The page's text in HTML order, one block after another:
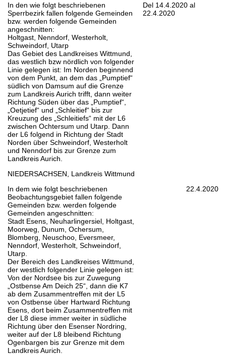
In den wie folgt beschriebenen
Sperrbezirk fallen folgende Gemeinden
bzw. werden folgende Gemeinden
angeschnitten:
Holtgast, Nenndorf, Westerholt,
Schweindorf, Utarp
Das Gebiet des Landkreises Wittmund,
das westlich bzw nördlich von folgender
Linie gelegen ist: Im Norden beginnend
von dem Punkt, an dem das „Pumptief“
südlich von Damsum auf die Grenze
zum Landkreis Aurich trifft, dann weiter
Richtung Süden über das „Pumptief“,
„Oetjetief“ und „Schleitief“ bis zur
Kreuzung des „Schleitiefs“ mit der L6
zwischen Ochtersum und Utarp. Dann
der L6 folgend in Richtung der Stadt
Norden über Schweindorf, Westerholt
und Nenndorf bis zur Grenze zum
Landkreis Aurich.
Del 14.4.2020 al
22.4.2020
NIEDERSACHSEN, Landkreis Wittmund
In dem wie folgt beschriebenen
Beobachtungsgebiet fallen folgende
Gemeinden bzw. werden folgende
Gemeinden angeschnitten:
Stadt Esens, Neuharlingersiel, Holtgast,
Moorweg, Dunum, Ochersum,
Blomberg, Neuschoo, Eversmeer,
Nenndorf, Westerholt, Schweindorf,
Utarp.
Der Bereich des Landkreises Wittmund,
der westlich folgender Linie gelegen ist:
Von der Nordsee bis zur Zuwegung
„Ostbense Am Deich 25“, dann die K7
ab dem Zusammentreffen mit der L5
von Ostbense über Hartward Richtung
Esens, dort beim Zusammentreffen mit
der L8 diese immer weiter in südliche
Richtung über den Esenser Nordring,
weiter auf der L8 bleibend Richtung
Ogenbargen bis zur Grenze mit dem
Landkreis Aurich.
22.4.2020